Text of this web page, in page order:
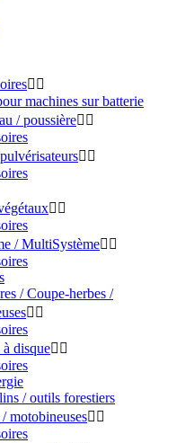
 
machines sur batterie
/ poussière 
 
 
/ MultiSystème 
/ Coupe-herbes /
 
à disque 
/ outils forestiers
motobineuses 